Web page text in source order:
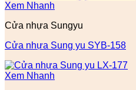
Xem Nhanh
Cửa nhựa Sungyu
Cửa nhựa Sung yu SYB-158
Xem Nhanh